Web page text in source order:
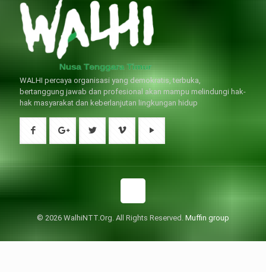
WALHI percaya organisasi yang demokratis, terbuka,
bertanggung jawab dan profesional akan mampu melindungi hak-
hak masyarakat dan keberlanjutan lingkungan hidup
© 2026 WalhiNTT.Org. All Rights Reserved. Muffin group